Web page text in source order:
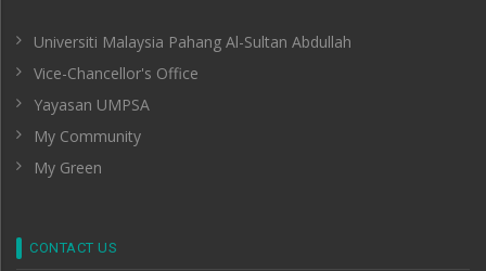
Universiti Malaysia Pahang Al-Sultan Abdullah
Vice-Chancellor's Office
Yayasan UMPSA
My Community
My Green
CONTACT US